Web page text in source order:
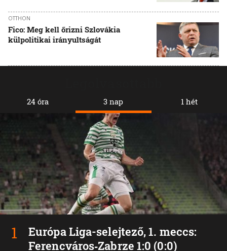
OTTHON
Fico: Meg kell őrizni Szlovákia
külpolitikai irányultságát
24 óra 3 nap
Európa Liga-selejtező, 1. meccs:
Ferencváros‑Zabrze 1:0 (0:0)
1 hét